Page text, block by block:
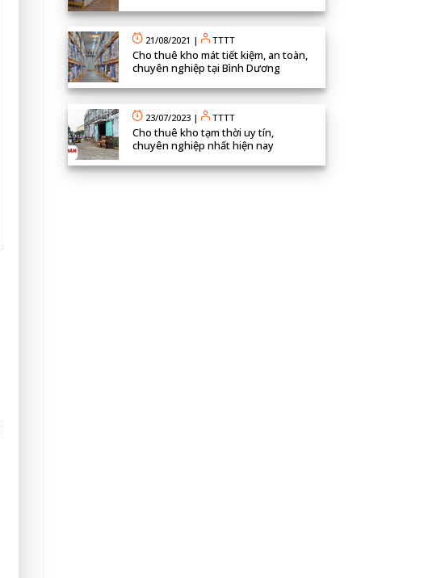
21/08/2021 | TTTT
Cho thuê kho mát tiết kiệm, an toàn,
chuyên nghiệp tại Bình Dương
23/07/2023 | TTTT
Cho thuê kho tạm thời uy tín,
chuyên nghiệp nhất hiện nay